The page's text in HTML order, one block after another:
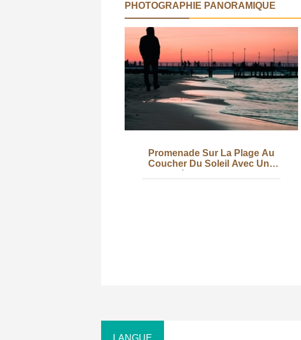
PHOTOGRAPHIE PANORAMIQUE
Promenade Sur La Plage Au
Coucher Du Soleil Avec Une